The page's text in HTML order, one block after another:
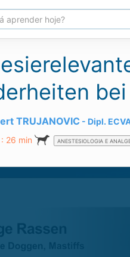
TRUJANOVIC Dipl.
26 min
ANESTESIOLOGIA E